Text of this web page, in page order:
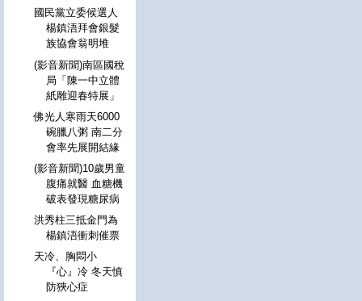
國民黨立委候選人
楊鎮浯拜會銀髮
族協會翁明堆
(影音新聞)南區國稅
局「陳一中立體
紙雕迎春特展」
佛光人寒雨天6000
碗臘八粥 南二分
會率先展開結緣
(影音新聞)10歲男童
腹痛就醫 血糖機
破表發現糖尿病
洪秀柱三抵金門為
楊鎮浯衝刺催票
天冷、胸悶小
『心』冷 冬天慎
防狹心症